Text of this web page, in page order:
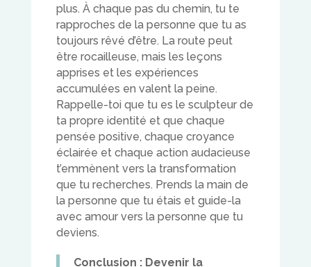
plus. À chaque pas du chemin, tu te
rapproches de la personne que tu as
toujours rêvé d’être. La route peut
être rocailleuse, mais les leçons
apprises et les expériences
accumulées en valent la peine.
Rappelle-toi que tu es le sculpteur de
ta propre identité et que chaque
pensée positive, chaque croyance
éclairée et chaque action audacieuse
t’emmènent vers la transformation
que tu recherches. Prends la main de
la personne que tu étais et guide-la
avec amour vers la personne que tu
deviens.
Conclusion : Devenir la